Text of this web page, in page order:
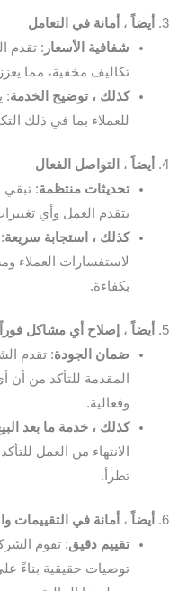
3. أيضاً ، أمانة في التعامل
شفافية الأسعار : تقدم
تكاليف مخفية، مما
كذلك ، توضيح الخدمة:
للعملاء بما في ذلك
4. أيضاً ،
التواصل الفعال
تحديثات منتظمة: تبقي
بتقدم العمل وأي
كذلك ، استجابة سريعة
لاستفسارات العملاء
بكفاءة.
5. أيضاً ،
إصلاح أي مشاكل فوراً
ضمان الجودة: تقدم
المقدمة للتأكد من
وفعالية.
كذلك ، خدمة ما بعد
الانتهاء من العمل
تطرأ.
6. أيضاً ، أمانة في التقييمات
تقييم دقيق: تقوم
توصيات حقيقية بناءً